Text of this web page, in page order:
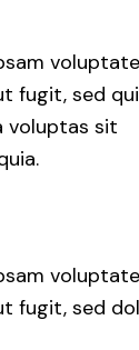
fugit, sed
voluptas sit
fugit, sed